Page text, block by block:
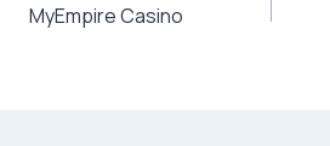
MyEmpire Casino